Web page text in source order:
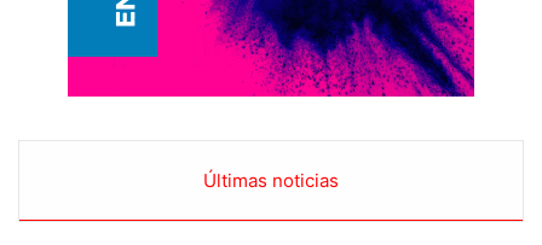
Últimas noticias